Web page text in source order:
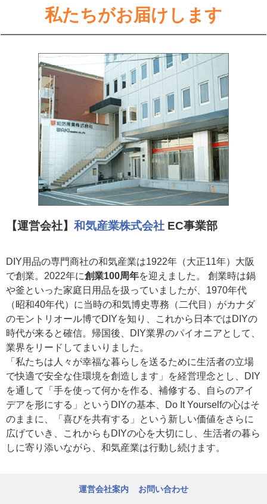
私たちがお届けします
【運営会社】 和気産業株式会社 EC事業部
DIY用品の専門商社の和気産業は1922年（大正11年）大阪
で創業。2022年に創業100周年を迎えました。 創業時は鍋
や釜といった家庭日用品を扱っていましたが、1970年代
（昭和40年代）に当時の和気博史専務（二代目）がカナダ
のモントリオール博でDIYを知り、これから日本ではDIYの
時代が来ると確信。帰国後、DIY業界のパイオニアとして、
業界をリードしてまいりました。
「私たちは人々が幸福な暮らしを送るために生活者の立場
で快適で安全な住環境を創造します」を経営理念とし、DIY
を通して「手を使って何かを作る、補修する、自らのアイ
デアを形にする」というDIYの基本、Do It Yourselfの心はそ
のままに、「喜びを共有する」という新しい価値をさらに
広げていき、これからもDIYの心を大切にし、生活者の暮ら
しに寄り添いながら、和気産業は行動し続けます。
運営会社案内 お問い合わせ